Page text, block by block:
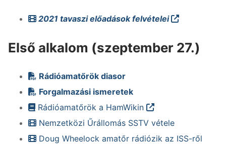
2021 tavaszi előadások felvételei
Első alkalom (szeptember 27.)
Rádióamatőrök diasor
Forgalmazási ismeretek
Rádióamatőrök a HamWikin
Nemzetközi Űrállomás SSTV vétele
Doug Wheelock amatőr rádiózik az ISS-ről